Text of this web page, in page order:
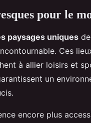
pour le
paysages uniques
Ces
à allier loisirs et
un
encore plus